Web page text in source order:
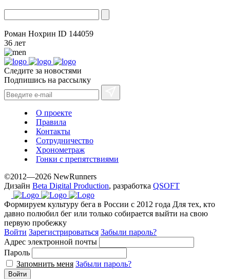
Роман Нохрин ID 144059
36 лет
Следите за новостями
Подпишись на рассылку
О проекте
Правила
Контакты
Сотрудничество
Хронометраж
Гонки с препятствиями
©2012—2026 NewRunners
Дизайн Beta Digital Production, разработка QSOFT
Формируем культуру бега в России с 2012 года Для тех, кто
давно полюбил бег или только собирается выйти на свою
первую пробежку
Войти Зарегистрироваться Забыли пароль?
Адрес электронной почты
Пароль
Запомнить меня Забыли пароль?
Войти